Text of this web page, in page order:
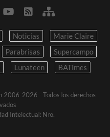
Noticias
Marie Claire
Parabrisas
Supercampo
Lunateen BATimes
2006-2026 - Todos los derechos
Intelectual: Nro.